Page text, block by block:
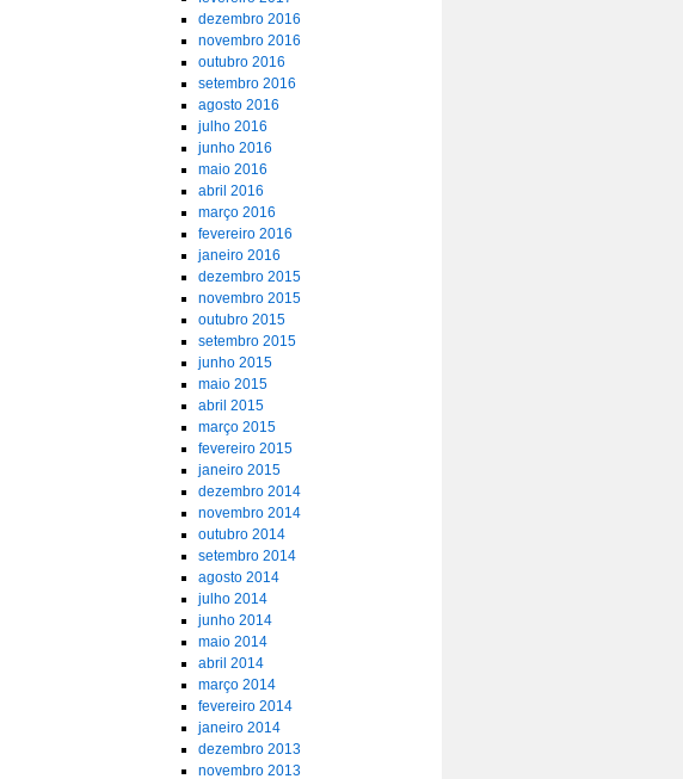
dezembro 2016
novembro 2016
outubro 2016
setembro 2016
agosto 2016
julho 2016
junho 2016
maio 2016
abril 2016
março 2016
fevereiro 2016
janeiro 2016
dezembro 2015
novembro 2015
outubro 2015
setembro 2015
junho 2015
maio 2015
abril 2015
março 2015
fevereiro 2015
janeiro 2015
dezembro 2014
novembro 2014
outubro 2014
setembro 2014
agosto 2014
julho 2014
junho 2014
maio 2014
abril 2014
março 2014
fevereiro 2014
janeiro 2014
dezembro 2013
novembro 2013